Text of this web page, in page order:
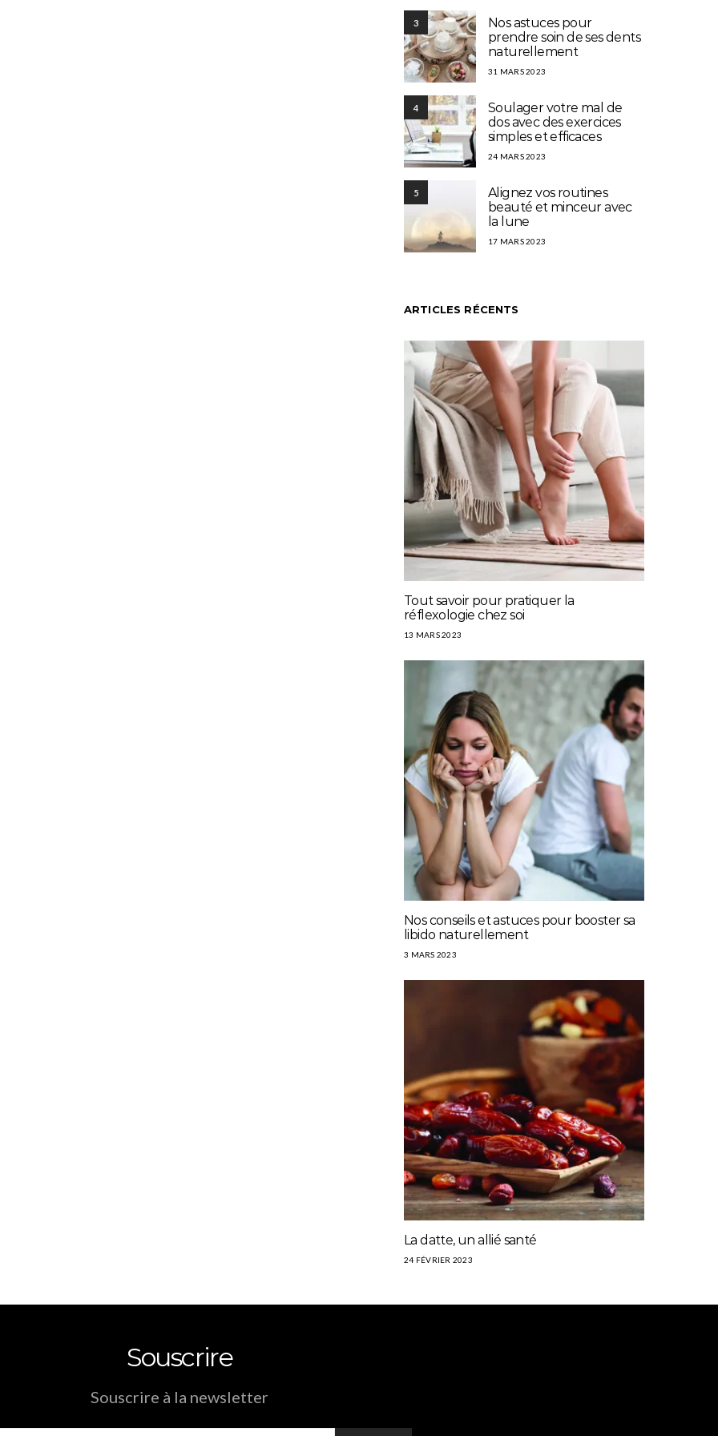
3
Nos astuces pour
prendre soin de ses dents
naturellement
31 MARS 2023
4
Soulager votre mal de
dos avec des exercices
simples et efficaces
24 MARS 2023
5
Alignez vos routines
beauté et minceur avec
la lune
17 MARS 2023
ARTICLES RÉCENTS
Tout savoir pour pratiquer la
réflexologie chez soi
13 MARS 2023
Nos conseils et astuces pour booster sa
libido naturellement
3 MARS 2023
La datte, un allié santé
24 FÉVRIER 2023
Souscrire
Souscrire à la newsletter